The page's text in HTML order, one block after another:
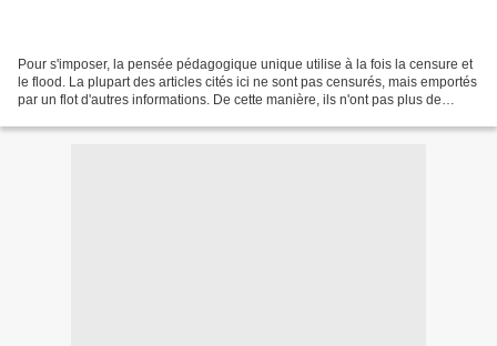
Pour s'imposer, la pensée pédagogique unique utilise à la fois la censure et
le flood. La plupart des articles cités ici ne sont pas censurés, mais emportés
par un flot d'autres informations. De cette manière, ils n'ont pas plus de